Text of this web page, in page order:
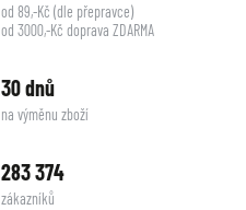
od 89,-Kč (dle přepravce)
od 3000,-Kč doprava ZDARMA
30 dnů
na výměnu zboží
283 374
zákazníků